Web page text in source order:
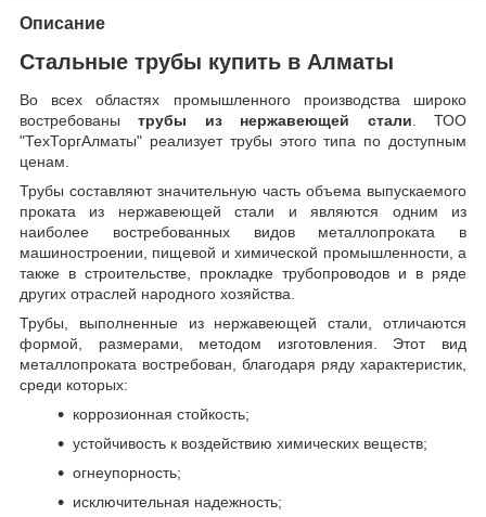
Описание
Стальные трубы купить в Алматы
Во всех областях промышленного производства широко
востребованытрубы из нержавеющей стали. ТОО
"ТехТоргАлматы" реализует трубы этого типа по доступным
ценам.
Трубы составляют значительную часть объема выпускаемого
проката из нержавеющей стали и являются одним из
наиболее востребованных видов металлопроката в
машиностроении, пищевой и химической промышленности, а
также в строительстве, прокладке трубопроводов и в ряде
других отраслей народного хозяйства.
Трубы, выполненные из нержавеющей стали, отличаются
формой, размерами, методом изготовления. Этот вид
металлопроката востребован, благодаря ряду характеристик,
среди которых:
коррозионная стойкость;
устойчивость к воздействию химических веществ;
огнеупорность;
исключительная надежность;